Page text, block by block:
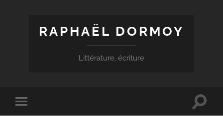
RAPHAËL DORMOY
Littérature, écriture
Toggle
mobile
Toggle